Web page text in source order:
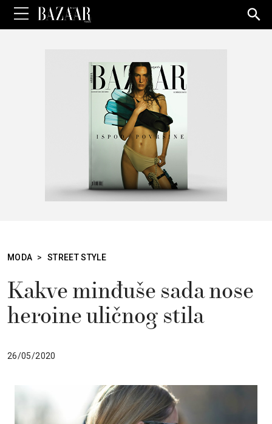
for:
MODA > STREET STYLE
Kakve minđuše sada nose
heroine uličnog stila
26/05/2020